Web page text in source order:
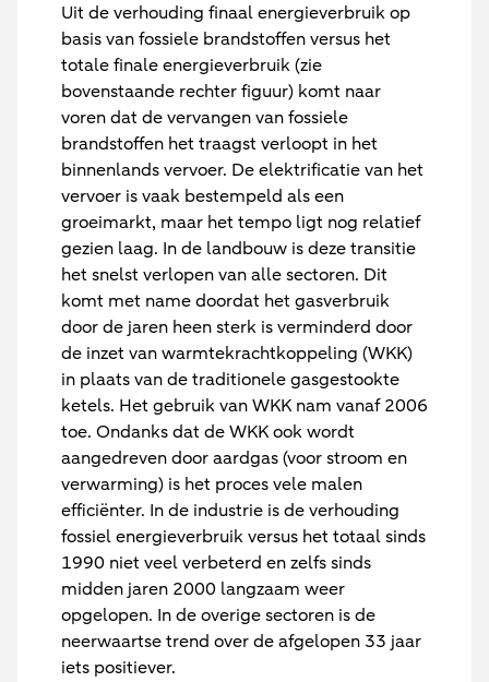
Uit de verhouding finaal energieverbruik op
basis van fossiele brandstoffen versus het
totale finale energieverbruik (zie
bovenstaande rechter figuur) komt naar
voren dat de vervangen van fossiele
brandstoffen het traagst verloopt in het
binnenlands vervoer. De elektrificatie van het
vervoer is vaak bestempeld als een
groeimarkt, maar het tempo ligt nog relatief
gezien laag. In de landbouw is deze transitie
het snelst verlopen van alle sectoren. Dit
komt met name doordat het gasverbruik
door de jaren heen sterk is verminderd door
de inzet van warmtekrachtkoppeling (WKK)
in plaats van de traditionele gasgestookte
ketels. Het gebruik van WKK nam vanaf 2006
toe. Ondanks dat de WKK ook wordt
aangedreven door aardgas (voor stroom en
verwarming) is het proces vele malen
efficiënter. In de industrie is de verhouding
fossiel energieverbruik versus het totaal sinds
1990 niet veel verbeterd en zelfs sinds
midden jaren 2000 langzaam weer
opgelopen. In de overige sectoren is de
neerwaartse trend over de afgelopen 33 jaar
iets positiever.